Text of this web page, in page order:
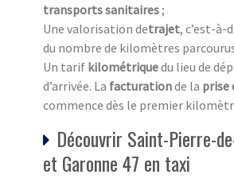
transports sanitaires;
Une valorisation detrajet, c’est-à-
du nombre de kilomètres
Un tarif kilométriquedu lieu de
d’arrivée. La facturationde la prise
commence dès le premier
Découvrir Saint-Pierre-
et Garonne 47 en taxi